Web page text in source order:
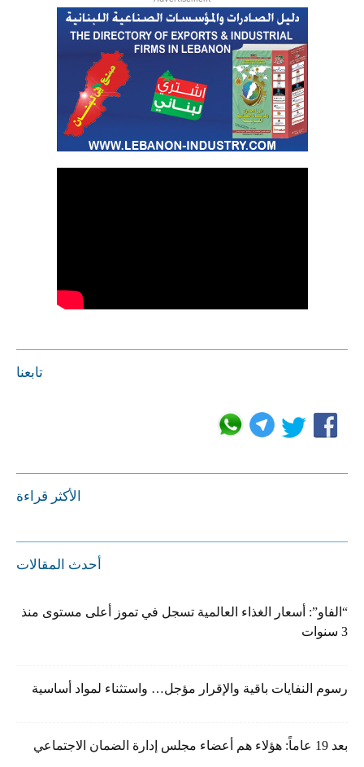
تابعنا
الأكثر قراءة
أحدث المقالات
“الفاو”: أسعار الغذاء العالمية تسجل في تموز أعلى مستوى منذ
3 سنوات
رسوم النفايات باقية والإقرار مؤجل… واستثناء لمواد أساسية
بعد 19 عاماً: هؤلاء هم أعضاء مجلس إدارة الضمان الاجتماعي